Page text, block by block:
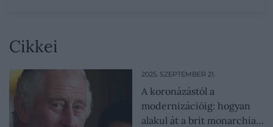
Cikkei
2025. SZEPTEMBER 21.
A koronázástól a
modernizációig: hogyan
alakul át a brit monarchia…